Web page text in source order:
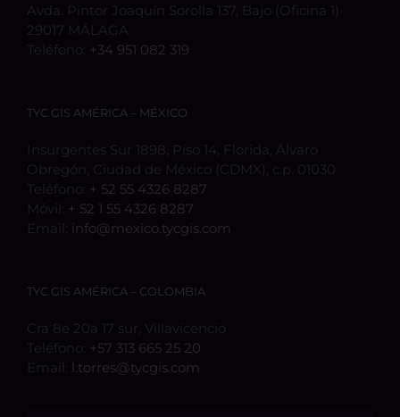
Avda. Pintor Joaquín Sorolla 137, Bajo (Oficina 1)
29017 MÁLAGA
Teléfono: +34 951 082 319
TYC GIS AMÉRICA – MÉXICO
Insurgentes Sur 1898, Piso 14, Florida, Álvaro
Obregón, Ciudad de México (CDMX), c.p. 01030
Teléfono: + 52 55 4326 8287
Móvil: + 52 1 55 4326 8287
Email: info@mexico.tycgis.com
TYC GIS AMÉRICA – COLOMBIA
Cra 8e 20a 17 sur, Villavicencio
Teléfono: +57 313 665 25 20
Email: l.torres@tycgis.com